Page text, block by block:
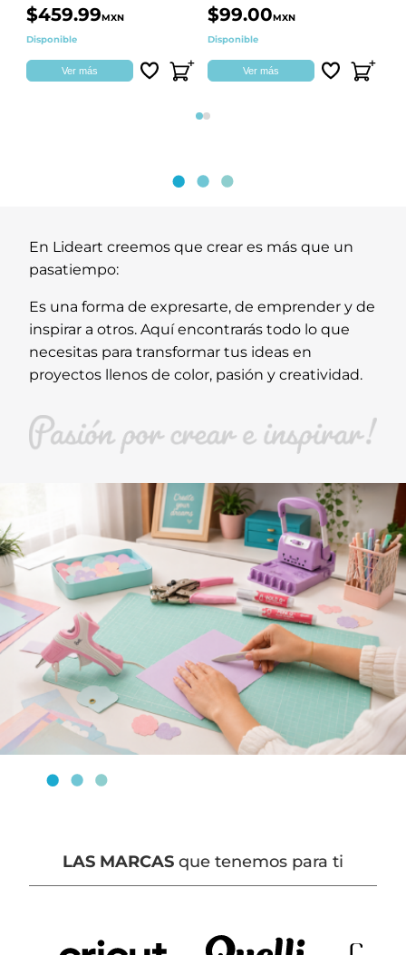
$459.99MXN
Disponible
Ver más
$99.00MXN
Disponible
Ver más
Página 1
Página 2
En Lideart creemos que crear es más que un
pasatiempo:
Es una forma de expresarte, de emprender y de
inspirar a otros. Aquí encontrarás todo lo que
necesitas para transformar tus ideas en
proyectos llenos de color, pasión y creatividad.
LAS MARCAS que tenemos para ti